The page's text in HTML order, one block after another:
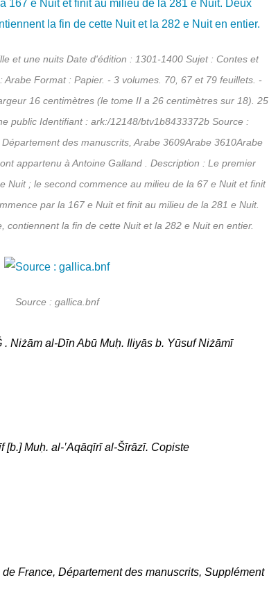
et une nuits Date d'édition : 1301-1400 Sujet : Contes et
Format : Papier. - 3 volumes. 70, 67 et 79 feuillets. -
16 centimètres (le tome II a 26 centimètres sur 18). 25
public Identifiant : ark:/12148/btv1b8433372b Source :
des manuscrits, Arabe 3609Arabe 3610Arabe
appartenu à Antoine Galland . Description : Le premier
Nuit ; le second commence au milieu de la 67 e Nuit et finit
par la 167 e Nuit et finit au milieu de la 281 e Nuit.
contiennent la fin de cette Nuit et la 282 e Nuit en entier.
Source : gallica.bnf
. Niżām al-Dīn Abū Muḥ. Iliyās b. Yūsuf Niżāmī
[b.] Muḥ. al-‛Aqāqīrī al-Šīrāzī. Copiste
France, Département des manuscrits, Supplément